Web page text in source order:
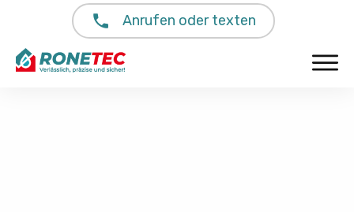
Anrufen oder texten